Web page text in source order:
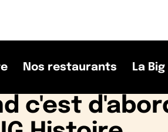
Nos restaurants La
c'est